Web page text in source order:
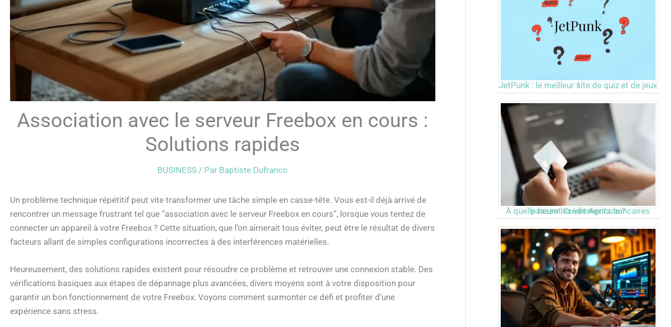
Association avec le serveur Freebox en cours :
Solutions rapides
BUSINESS / Par Baptiste Dufranco
Un problème technique répétitif peut vite transformer une tâche simple en casse-tête. Vous est-il déjà arrivé de
rencontrer un message frustrant tel que “association avec le serveur Freebox en cours”, lorsque vous tentez de
connecter un appareil à votre Freebox ? Cette situation, que l’on aimerait tous éviter, peut être le résultat de divers
facteurs allant de simples configurations incorrectes à des interférences matérielles.
Heureusement, des solutions rapides existent pour résoudre ce problème et retrouver une connexion stable. Des
vérifications basiques aux étapes de dépannage plus avancées, divers moyens sont à votre disposition pour
garantir un bon fonctionnement de votre Freebox. Voyons comment surmonter ce défi et profiter d’une
expérience sans stress.
JetPunk : le meilleur site de quiz et de jeux !
À quelle heure les virements bancaires passent Crédit Agricole ?